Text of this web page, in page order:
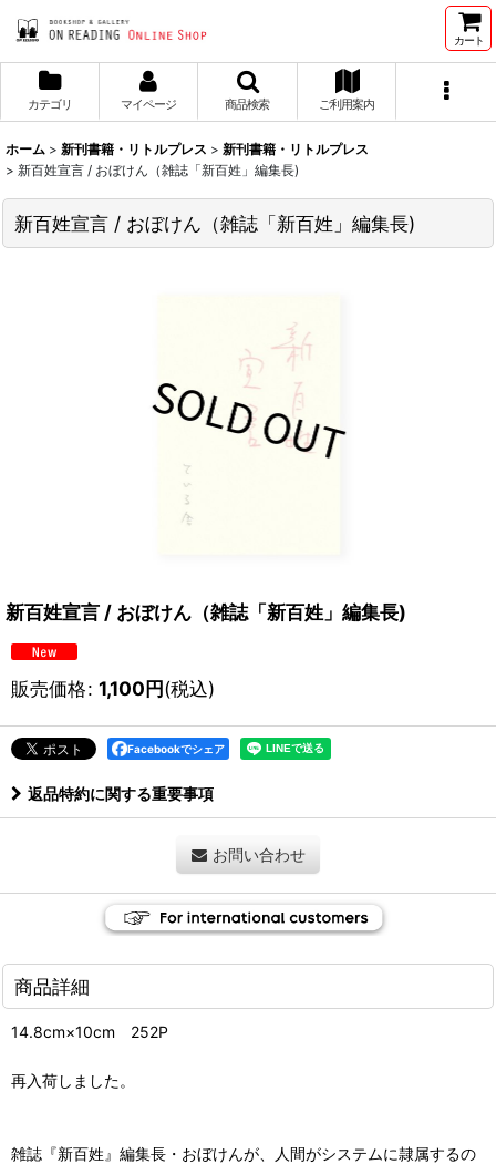
カート
カテゴリ マイページ 商品検索 ご利用案内
ホーム > 新刊書籍・リトルプレス > 新刊書籍・リトルプレス
> 新百姓宣言 / おぼけん（雑誌「新百姓」編集長)
新百姓宣言 / おぼけん（雑誌「新百姓」編集長)
新百姓宣言 / おぼけん（雑誌「新百姓」編集長)
販売価格: 1,100円(税込)
Facebookでシェア
返品特約に関する重要事項
お問い合わせ
商品詳細
14.8cm×10cm 252P
再入荷しました。
雑誌『新百姓』編集長・おぼけんが、人間がシステムに隷属するの